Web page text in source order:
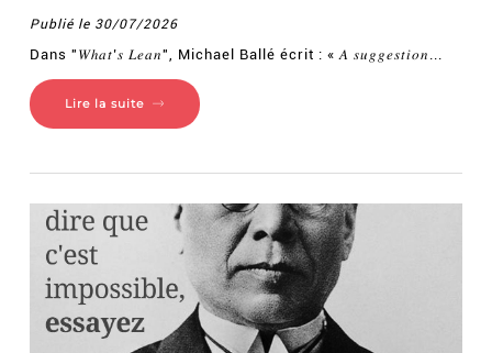
Publié le 30/07/2026
Dans "𝑊ℎ𝑎𝑡’𝑠 𝐿𝑒𝑎𝑛", Michael Ballé écrit : « 𝐴 𝑠𝑢𝑔𝑔𝑒𝑠𝑡𝑖𝑜𝑛...
Lire la suite